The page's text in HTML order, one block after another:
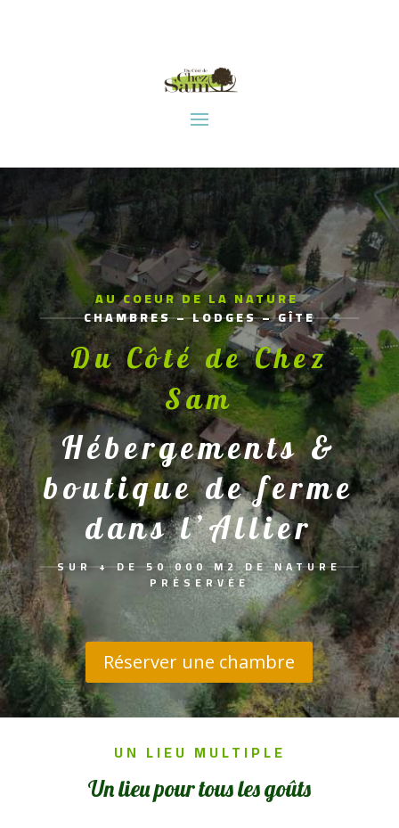
AU COEUR DE LA NATURE
CHAMBRES – LODGES – GÎTE
Du Côté de Chez
Sam
Hébergements &
boutique de ferme
dans l’Allier
SUR + DE 50 000 M2 DE NATURE
PRÉSERVÉE
Réserver une chambre
UN LIEU MULTIPLE
Un lieu pour tous les goûts